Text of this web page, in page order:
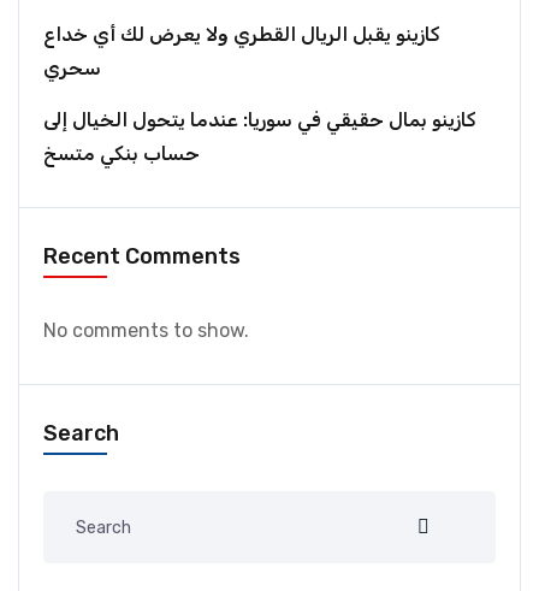
كازينو يقبل الريال القطري ولا يعرض لك أي خداع
سحري
كازينو بمال حقيقي في سوريا: عندما يتحول الخيال إلى
حساب بنكي متسخ
Recent Comments
No comments to show.
Search